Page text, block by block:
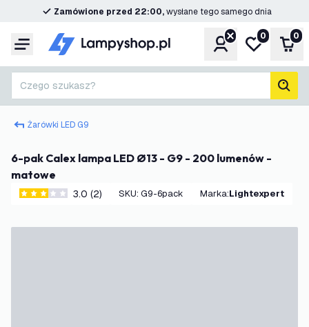
Zamówione przed 22:00,wysłane tego samego dnia
Menu KontoMoja lista
0 0
Czego szukasz?
Żarówki LED G9
6-pak Calex lampa LED Ø13 - G9 - 200 lumenów -
matowe
3 Gwiazdki oceny
3.0 (2) SKU: G9-6pack Marka: Lightexpert